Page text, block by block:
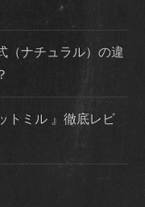
（ナチュラル）の違
トミル 』徹底レビ